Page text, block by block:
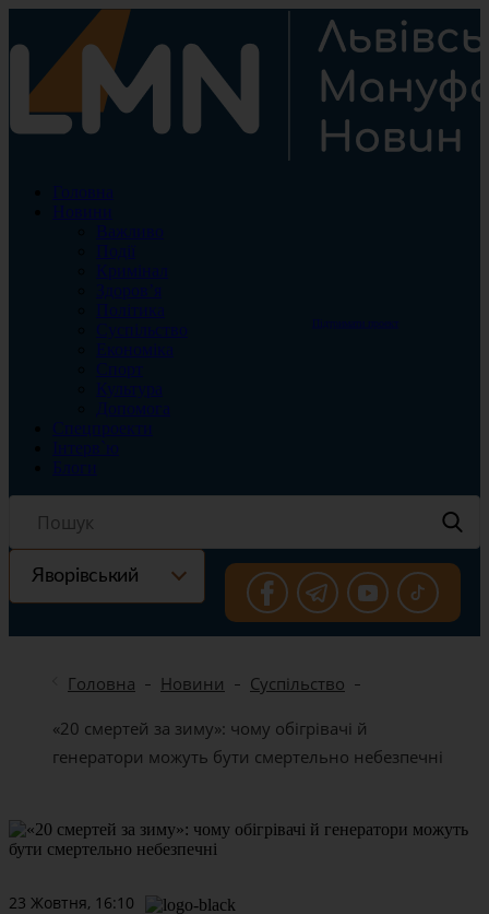
Підтримати проект
Головна
Новини
Важливо
Події
Кримінал
Здоров’я
Політика
Суспільство
Економіка
Спорт
Культура
Допомога
Спецпроекти
Інтерв`ю
Блоги
Яворівський
Головна Новини Суспільство
«20 смертей за зиму»: чому обігрівачі й
генератори можуть бути смертельно небезпечні
23 Жовтня, 16:10